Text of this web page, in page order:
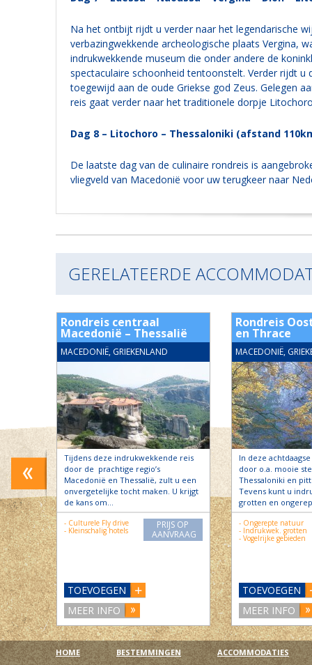
Na het ontbijt rijdt u verder naar het legendarische
verbazingwekkende archeologische plaats Vergina,
indrukwekkende museum die onder andere de
spectaculaire schoonheid tentoonstelt. Verder rijdt
toegewijd aan de oude Griekse god Zeus. Gelegen
reis gaat verder naar het traditionele dorpje
Dag 8 – Litochoro – Thessaloniki (afstand
De laatste dag van de culinaire rondreis is
vliegveld van Macedonië voor uw terugkeer naar
GERELATEERDE
OP
Rondreis centraal
Macedonië – Thessalië
MACEDONIË, GRIEKENLAND
Tijdens deze indrukwekkende reis
door de prachtige regio’s
Macedonië en Thessalië, zult u een
onvergetelijke tocht maken. U krijgt
de kans om…
- Culturele Fly drive
- Kleinschalig hotels
PRIJS OP
AANVRAAG
TOEVOEGEN
MEER INFO
Rondreis
en Thrace
MACEDONIË,
In deze
door o.a. mooie
Thessaloniki en
Tevens kunt u
grotten en
- Ongerepte natuur
- Indrukwek. grotten
- Vogelrijke gebieden
TOEVOEGEN
MEER INFO
HOME BESTEMMINGEN ACCOMMODATIES